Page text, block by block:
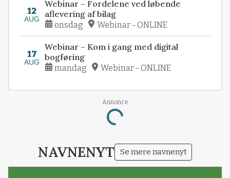
12
AUG
Webinar – Fordelene ved løbende
aflevering af bilag
onsdag Webinar - ONLINE
17
AUG
Webinar – Kom i gang med digital
bogføring
mandag Webinar - ONLINE
Annonce
Loading...
NAVNENYT Se mere navnenyt